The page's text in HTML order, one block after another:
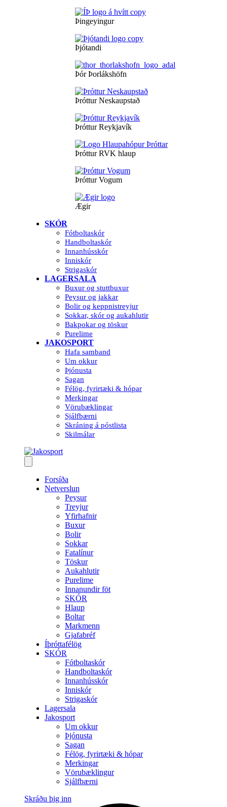
Þingeyingur
Þjótandi
Þór Þorlákshöfn
Þróttur Neskaupstað
Þróttur Reykjavík
Þróttur RVK hlaup
Þróttur Vogum
Ægir
SKÓR
Fótboltaskór
Handboltaskór
Innanhússkór
Inniskór
Strigaskór
LAGERSALA
Buxur og stuttbuxur
Peysur og jakkar
Bolir og keppnistreyjur
Sokkar, skór og aukahlutir
Bakpokar og töskur
Purelime
JAKOSPORT
Hafa samband
Um okkur
Þjónusta
Sagan
Félög, fyrirtæki & hópar
Merkingar
Vörubæklingar
Sjálfbærni
Skráning á póstlista
Skilmálar
Forsíða
Netverslun
Peysur
Treyjur
Yfirhafnir
Buxur
Bolir
Sokkar
Fatalínur
Töskur
Aukahlutir
Purelime
Innanundir föt
SKÓR
Hlaup
Boltar
Markmenn
Gjafabréf
Íþróttafélög
SKÓR
Fótboltaskór
Handboltaskór
Innanhússkór
Inniskór
Strigaskór
Lagersala
Jakosport
Um okkur
Þjónusta
Sagan
Félög, fyrirtæki & hópar
Merkingar
Vörubæklingur
Sjálfbærni
Skráðu þig inn